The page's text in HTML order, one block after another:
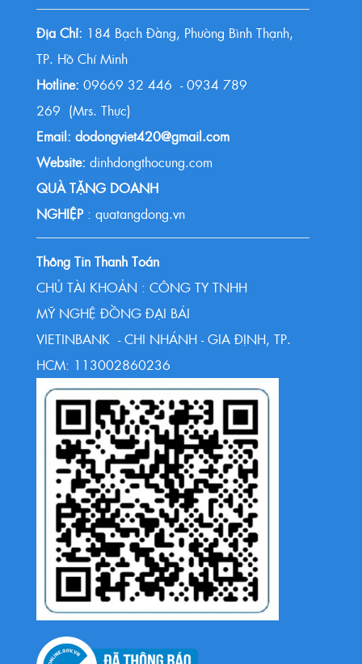
Địa Chỉ: 184 Bạch Đằng, Phường Bình Thạnh,
TP. Hồ Chí Minh
Hotline: 09669 32 446 - 0934 789
269 (Mrs. Thực)
Email: dodongviet420@gmail.com
Website: dinhdongthocung.com
QUÀ TẶNG DOANH
NGHIỆP : quatangdong.vn
Thông Tin Thanh Toán
CHỦ TÀI KHOẢN : CÔNG TY TNHH
MỸ NGHỆ ĐỒNG ĐẠI BÁI
VIETINBANK - CHI NHÁNH - GIA ĐỊNH, TP.
HCM: 113002860236